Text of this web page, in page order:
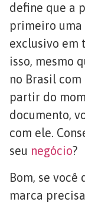
define que a
primeiro uma
exclusivo em
isso, mesmo
no Brasil
partir do
documento,
com ele.
seu negócio?
Bom, se
marca